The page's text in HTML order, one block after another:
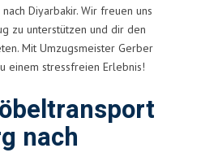
Diyarbakir. Wir freuen uns
zu unterstützen und dir den
Mit Umzugsmeister Gerber
einem stressfreien Erlebnis!
nach